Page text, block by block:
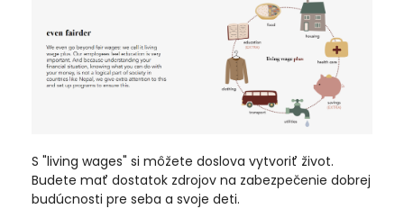
S "living wages" si môžete doslova vytvoriť život.
Budete mať dostatok zdrojov na zabezpečenie dobrej
budúcnosti pre seba a svoje deti.